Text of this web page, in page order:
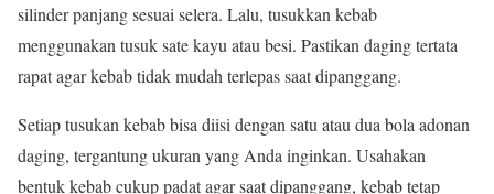
silinder panjang sesuai selera. Lalu, tusukkan kebab
menggunakan tusuk sate kayu atau besi. Pastikan daging tertata
rapat agar kebab tidak mudah terlepas saat dipanggang.
Setiap tusukan kebab bisa diisi dengan satu atau dua bola adonan
daging, tergantung ukuran yang Anda inginkan. Usahakan
bentuk kebab cukup padat agar saat dipanggang, kebab tetap